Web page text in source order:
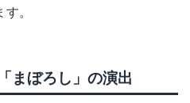
。
まぼろし」の演出